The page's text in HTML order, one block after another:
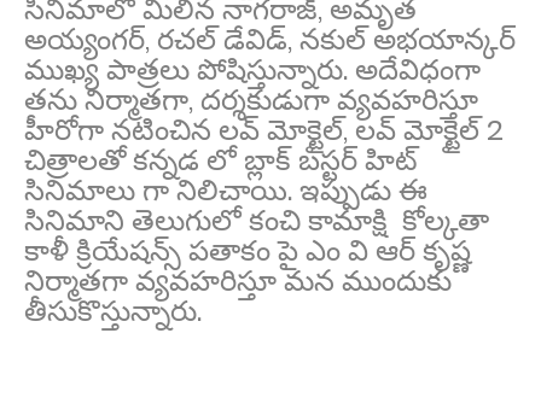
సినిమాలో మిలిన నాగరాజ్, అమృత
అయ్యంగర్, రచల్ డేవిడ్, నకుల్ అభయాన్కర్
ముఖ్య పాత్రలు పోషిస్తున్నారు. అదేవిధంగా
తను నిర్మాతగా, దర్శకుడుగా వ్యవహరిస్తూ
హీరోగా నటించిన లవ్ మోక్టైల్, లవ్ మోక్టైల్ 2
చిత్రాలతో కన్నడ లో బ్లాక్ బస్టర్ హిట్
సినిమాలు గా నిలిచాయి. ఇప్పుడు ఈ
సినిమాని తెలుగులో కంచి కామాక్షి కోల్కతా
కాళీ క్రియేషన్స్ పతాకం పై ఎం వి ఆర్ కృష్ణ
నిర్మాతగా వ్యవహరిస్తూ మన ముందుకు
తీసుకొస్తున్నారు.